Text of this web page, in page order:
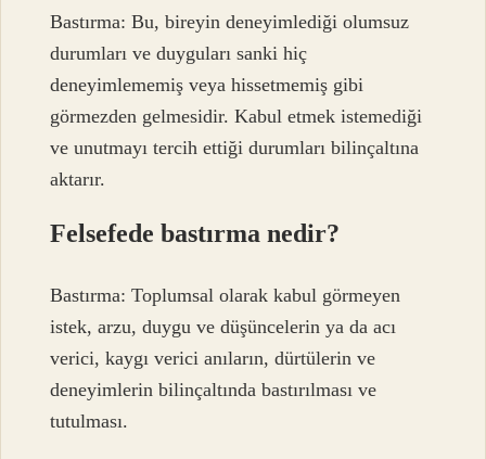
Bastırma: Bu, bireyin deneyimlediği olumsuz
durumları ve duyguları sanki hiç
deneyimlememiş veya hissetmemiş gibi
görmezden gelmesidir. Kabul etmek istemediği
ve unutmayı tercih ettiği durumları bilinçaltına
aktarır.
Felsefede bastırma nedir?
Bastırma: Toplumsal olarak kabul görmeyen
istek, arzu, duygu ve düşüncelerin ya da acı
verici, kaygı verici anıların, dürtülerin ve
deneyimlerin bilinçaltında bastırılması ve
tutulması.